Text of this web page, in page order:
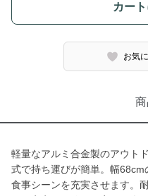
カー
お気
軽量なアルミ合金製のアウト
式で持ち運びが簡単。幅
食事シーンを充実させます。